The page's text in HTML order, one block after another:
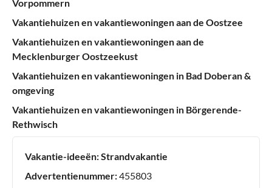
Vorpommern
Vakantiehuizen en vakantiewoningen aan de Oostzee
Vakantiehuizen en vakantiewoningen aan de
Mecklenburger Oostzeekust
Vakantiehuizen en vakantiewoningen in Bad Doberan &
omgeving
Vakantiehuizen en vakantiewoningen in Börgerende-
Rethwisch
Vakantie-ideeën:Strandvakantie
Advertentienummer:455803